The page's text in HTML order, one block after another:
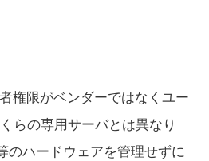
権限がベンダーではなくユー
らの専用サーバとは異なり
のハードウェアを管理せずに